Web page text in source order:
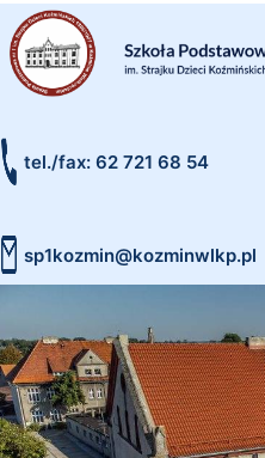
tel./fax: 62 721 68 54
sp1kozmin@kozminwlkp.pl